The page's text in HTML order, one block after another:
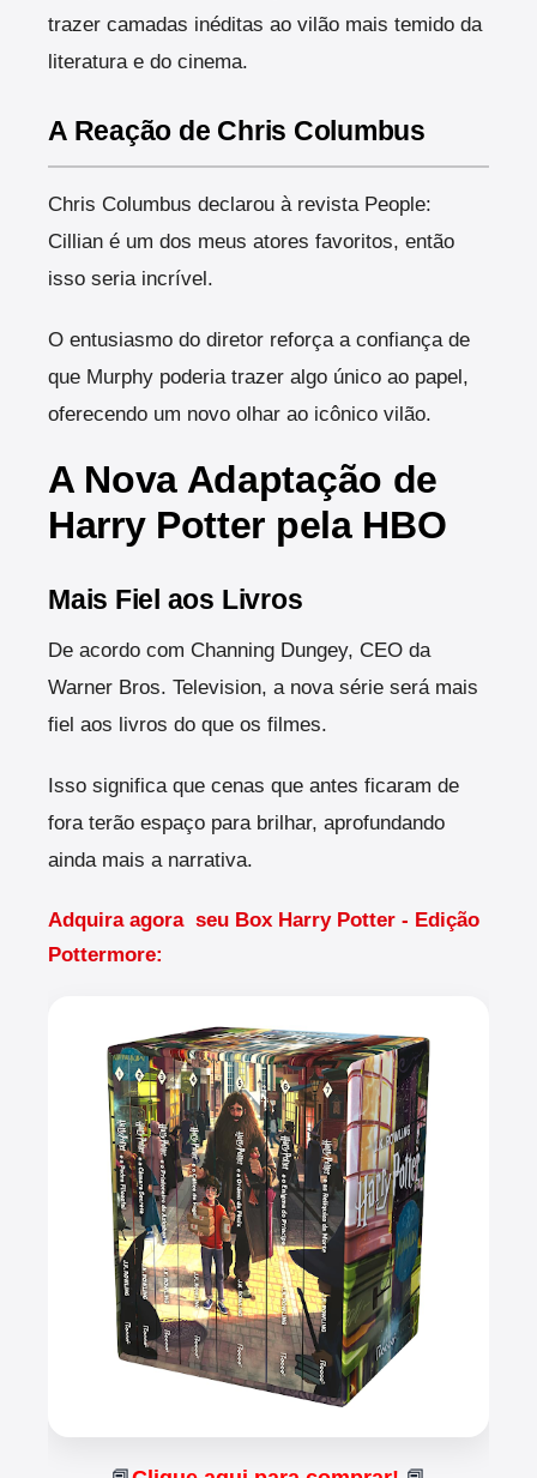
trazer camadas inéditas ao vilão mais temido da
literatura e do cinema.
A Reação de Chris Columbus
Chris Columbus declarou à revista People:
Cillian é um dos meus atores favoritos, então
isso seria incrível.
O entusiasmo do diretor reforça a confiança de
que Murphy poderia trazer algo único ao papel,
oferecendo um novo olhar ao icônico vilão.
A Nova Adaptação de
Harry Potter pela HBO
Mais Fiel aos Livros
De acordo com Channing Dungey, CEO da
Warner Bros. Television, a nova série será mais
fiel aos livros do que os filmes.
Isso significa que cenas que antes ficaram de
fora terão espaço para brilhar, aprofundando
ainda mais a narrativa.
Adquira agora seu Box Harry Potter - Edição
Pottermore: